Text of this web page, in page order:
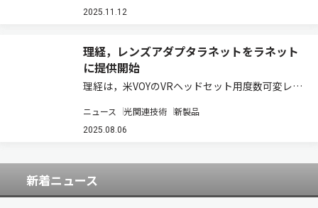
て行なってきた。試作対応…
2025.11.12
理経，レンズアダプタラネットをラネット
に提供開始
理経は，米VOYのVRヘッドセット用度数可変レン
ート」を，モバイル事業で培った通信事業を基盤
に，VR事業，ネットワークカメラ事業，教育事業
ニュース 光関連技術 新製品
2025.08.06
新着ニュース